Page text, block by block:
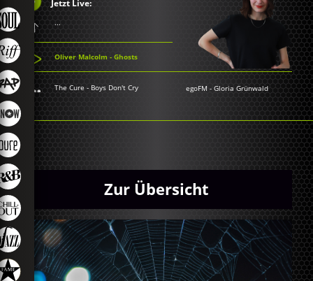
Jetzt Live:
...
Oliver Malcolm - Ghosts
The Cure - Boys Don't Cry egoFM -Gloria Grünwald
Zur Übersicht